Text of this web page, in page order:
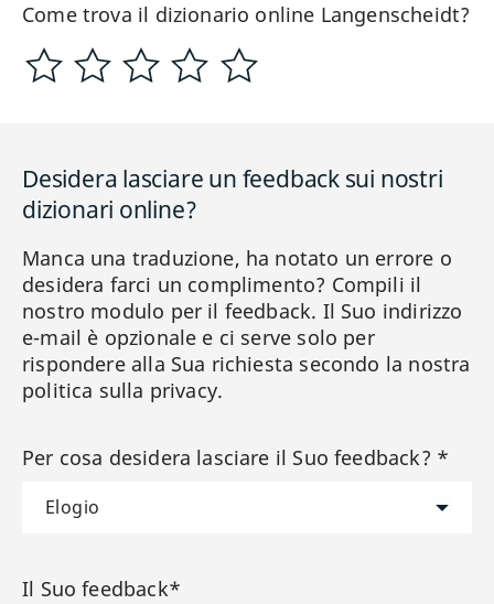
Come trova il dizionario online Langenscheidt?
Desidera lasciare un feedback sui nostri
dizionari online?
Manca una traduzione, ha notato un errore o
desidera farci un complimento? Compili il
nostro modulo per il feedback. Il Suo indirizzo
e-mail è opzionale e ci serve solo per
rispondere alla Sua richiesta secondo la nostra
politica sulla privacy.
Per cosa desidera lasciare il Suo feedback? *
Il Suo feedback*